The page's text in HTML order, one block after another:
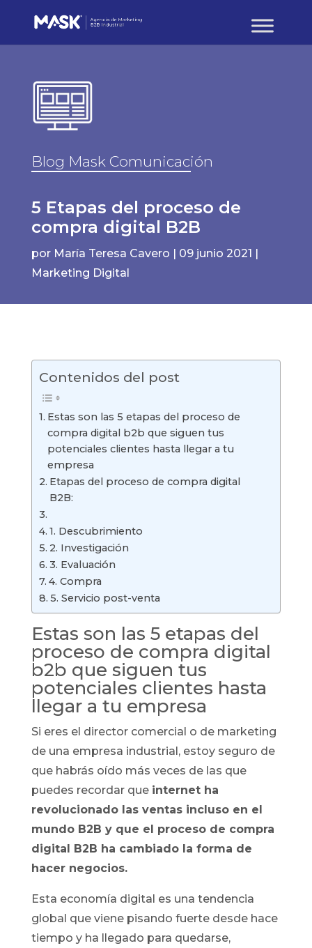
Blog Mask Comunicación
5 Etapas del proceso de
compra digital B2B
por María Teresa Cavero 09 junio 2021
Marketing Digital
Contenidos del post
Estas son las 5 etapas del proceso de
compra digital b2b que siguen tus
potenciales clientes hasta llegar a tu
empresa
Etapas del proceso de compra digital
B2B:
1. Descubrimiento
2. Investigación
3. Evaluación
4. Compra
5. Servicio post-venta
Estas son las 5 etapas del
proceso de compra digital
b2b que siguen tus
potenciales clientes hasta
llegar a tu empresa
Si eres el director comercial o de marketing
de una empresa industrial, estoy seguro de
que habrás oído más veces de las que
puedes recordar que internet ha
revolucionado las ventas incluso en el
mundo B2B y que el proceso de compra
digital B2B ha cambiado la forma de
hacer negocios.
Esta economía digital es una tendencia
global que viene pisando fuerte desde hace
tiempo y ha llegado para quedarse,